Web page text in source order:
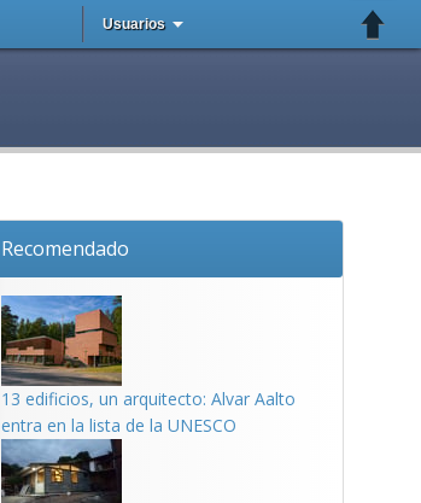
Usuarios
Recomendado
13 edificios, un arquitecto: Alvar Aalto
entra en la lista de la UNESCO